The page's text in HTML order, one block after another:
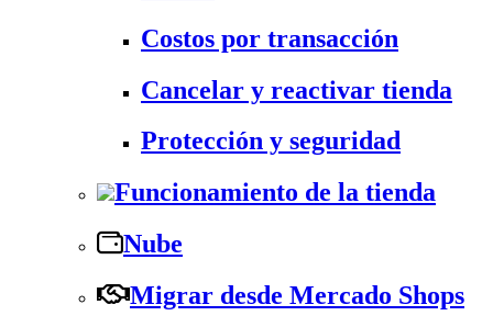
Costos por transacción
Cancelar y reactivar tienda
Protección y seguridad
Funcionamiento de la tienda
Nube
Migrar desde Mercado Shops